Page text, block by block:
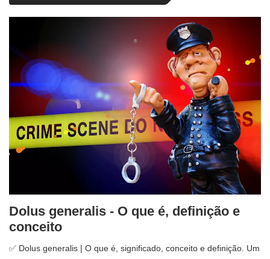
Dolus generalis - O que é, definição e
conceito
✅ Dolus generalis | O que é, significado, conceito e definição. Um